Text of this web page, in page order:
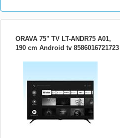
ORAVA 75" TV LT-ANDR75 A01,
190 cm Android tv 8586016721723
(optical), 2x USB,sluchadlový výstup, CI+
slot, 1000 stránkový teletext, 12 200
predvolieb, LAN pripojenie, Chromecast
Built-In, WiFi zabudova..